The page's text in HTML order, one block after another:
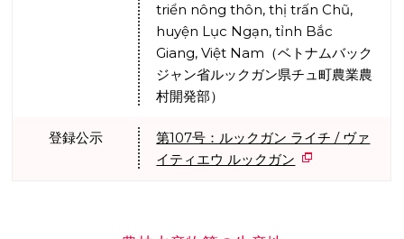
triển nông thôn, thị trấn Chũ,
huyện Lục Ngạn, tỉnh Bắc
Giang, Việt Nam（ベトナムバック
ジャン省ルックガン県チュ町農業農
村開発部）
登録公示
第107号：ルックガン ライチ / ヴァ
イティエウ ルックガン